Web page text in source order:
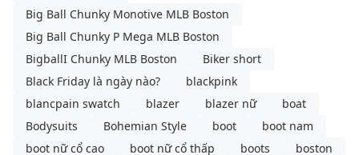
Big Ball Chunky Monotive MLB Boston
Big Ball Chunky P Mega MLB Boston
BigballI Chunky MLB Boston
Biker short
Black Friday là ngày nào?
blackpink
blancpain swatch
blazer blazer nữ
boat
Bodysuits
Bohemian Style boot
boot nam
boot nữ cổ cao
boot nữ cổ thấp boots
boston